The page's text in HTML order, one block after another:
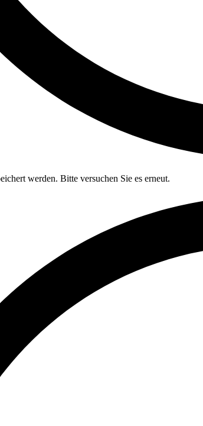
werden. Bitte versuchen Sie es erneut.